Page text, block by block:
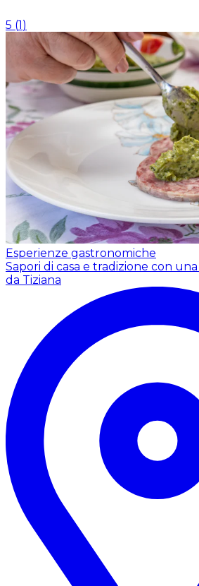
5 (1 )
Esperienze gastronomiche
Sapori di casa e tradizione con una
da Tiziana